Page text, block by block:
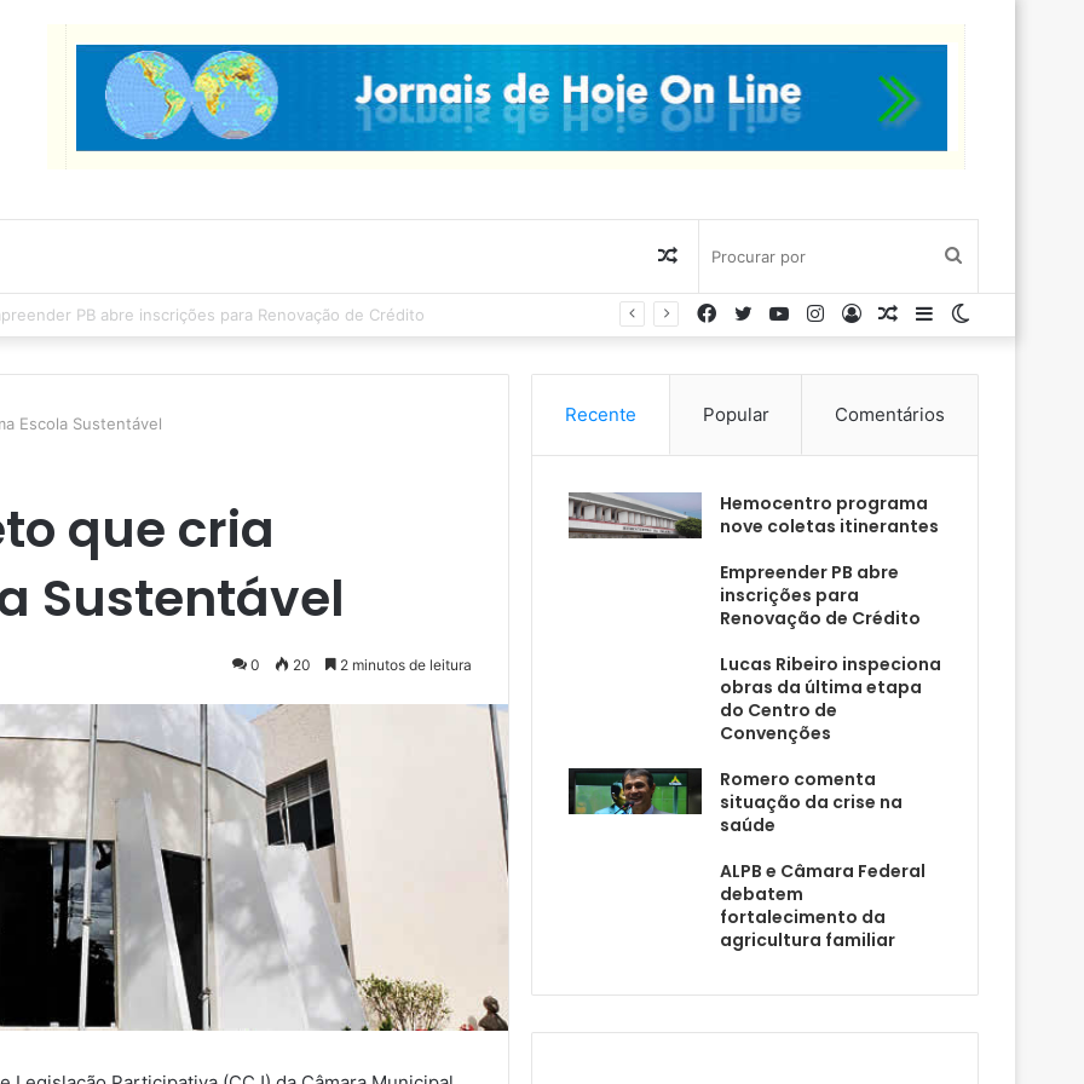
por
Artigo
aleatório
Ribeiro inspeciona obras da última etapa do Centro de Convenções
Barra
Artigo
Entrar
Instagram
YouTube
Twitter
Facebook
Escola Sustentável
que cria
Sustentável
0 20 2 minutos de leitura
Recente Popular Comentários
Hemocentro programa
nove coletas itinerantes
Empreender PB abre
inscrições para
Renovação de Crédito
Lucas Ribeiro inspeciona
obras da última etapa
do Centro de
Convenções
Romero comenta
situação da crise na
saúde
ALPB e Câmara Federal
debatem
fortalecimento da
agricultura familiar